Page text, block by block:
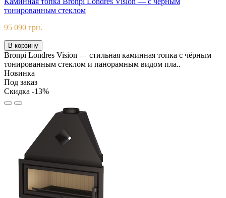
тонированным стеклом
95 090 грн.
В корзину
Bronpi Londres Vision — стильная каминная топка с чёрным
тонированным стеклом и панорамным видом пла..
Новинка
Под заказ
Скидка -13%